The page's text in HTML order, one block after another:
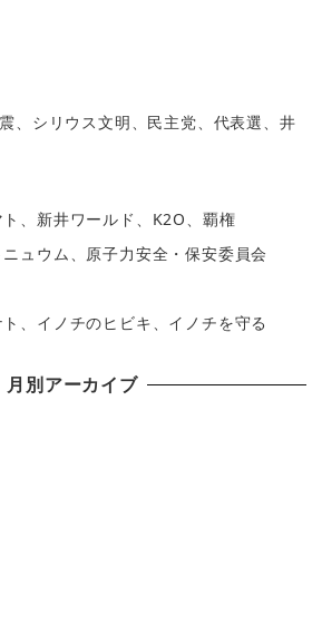
、シリウス文明、民主党、代表選、井
、新井ワールド、K2O、覇権
ュウム、原子力安全・保安委員会
、イノチのヒビキ、イノチを守る
月別アーカイブ